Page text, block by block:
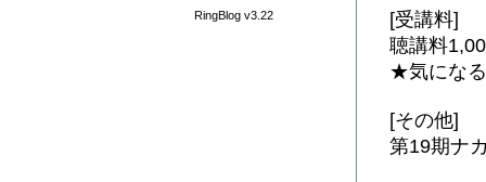
RingBlog v3.22
[受講料]
聴講料
★気にな
[その他]
第19期ナ